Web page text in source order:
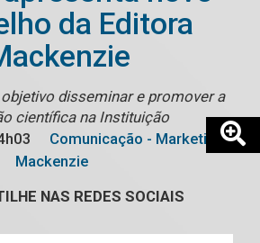
da Editora
disseminar e promover a
científica na Instituição
Comunicação - Marketing
Mackenzie
NAS REDES SOCIAIS